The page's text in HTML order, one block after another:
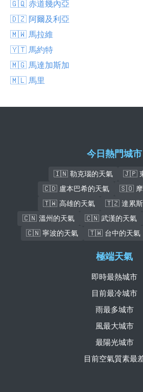
🇬🇶 赤道幾內亞
🇩🇿 阿爾及利亞
🇲🇼 馬拉維
🇾🇹 馬約特
🇲🇬 馬達加斯加
🇲🇱 馬里
今日熱門城市
🇮🇳 勒克瑙的天氣
🇯🇵
🇨🇩 盧本巴希的天氣
🇸🇴 摩
🇹🇼 高雄的天氣
🇹🇿 達累斯
🇨🇳 溫州的天氣
🇨🇳 武漢的天氣
🇨🇳 寧波的天氣
🇹🇼 台中的天氣
極端天氣
即時最熱城市
目前最冷城市
雨最多城市
風最大城市
最陽光城市
目前空氣質素最